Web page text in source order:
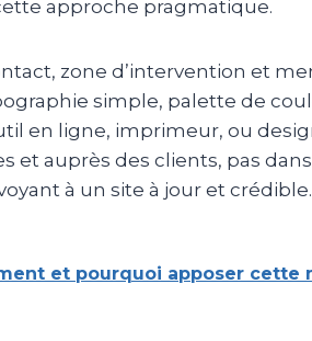
approche pragmatique.
zone d’intervention et
simple, palette de
en ligne, imprimeur, ou
et auprès des clients, pas
à un site à jour et crédible.
et pourquoi apposer cette